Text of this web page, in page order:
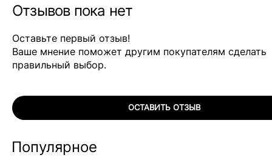
Отзывов пока нет
Оставьте первый отзыв!
Ваше мнение поможет другим покупателям сделать
правильный выбор.
ОСТАВИТЬ ОТЗЫВ
Популярное